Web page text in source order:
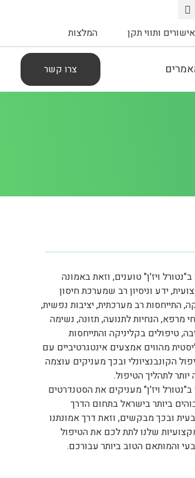
אישורים ותווי תקן המלצות
צרו קשר
ב"נטורל ויז'ן" טוענים, וזאת באמונה
ידע וניסיון רב שמערכת חיסון
התייחסות רב מערכתית, יציבות נפשית,
מרפא, הנחיות לתנועה, תזונה, נשימה
טיפולים בקליניקה והתייחסות
מהווים אמצעים אינטגרטיביים עם
הקונבנציונלי ובכך מעניקים עוצמה
יותר לתהליך הטיפול.
ב"נטורל ויז'ן" מעניקים את הסטנדרטים
ביותר בישראל בתחום הדרך
ובכך מבקשים, וזאת דרך אמונתנו
שלנו לתת לכם את הטיפול
והמותאם הטוב ביותר עבורכם.